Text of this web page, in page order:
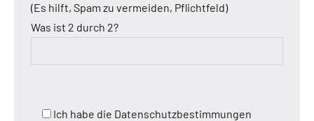
(Es hilft, Spam zu vermeiden, Pflichtfeld)
Was ist 2 durch 2?
Ich habe die Datenschutzbestimmungen